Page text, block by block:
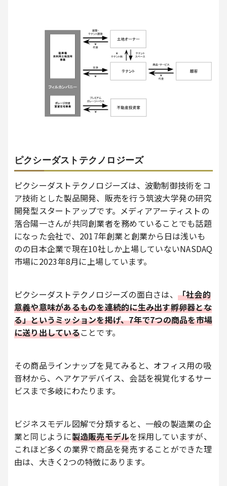
ピクシーダストテクノロジーズ
ピクシーダストテクノロジーズは、波動制御技術をコ
ア技術とした製品開発、販売を行う筑波大学発の研究
開発型スタートアップです。メディアアーティストの
落合陽一さんが共同創業者を務めていることでも話題
になった会社で、2017年創業と創業から日は浅いも
のの日本企業で現在10社しか上場していないNASDAQ
市場に2023年8月に上場しています。
ピクシーダストテクノロジーズの面白さは、 「社会的
意義や意味があるものを連続的に生み出す孵卵器とな
る」というミッションを掲げ、7年で7つの商品を市場
に送り出していることです。
その商品ラインナップを見てみると、オフィス用の吸
音材から、ヘアケアデバイス、会話を視覚化するサー
ビスまで多岐にわたります。
ビジネスモデル図解で分類すると、一般の製造業の企
業と同じように製造販売モデルを採用していますが、
これほど多くの業界で商品を発売することができた理
由は、大きく2つの特徴にあります。